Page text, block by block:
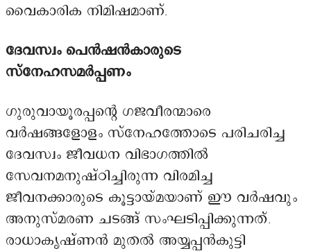
വൈകാരിക നിമിഷമാണ്.
ദേവസ്വം പെൻഷൻകാരുടെ
സ്നേഹസമർപ്പണം
ഗുരുവായൂരപ്പന്റെ ഗജവീരന്മാരെ
വർഷങ്ങളോളം സ്നേഹത്തോടെ പരിചരിച്ച
ദേവസ്വം ജീവധന വിഭാഗത്തിൽ
സേവനമനുഷ്ഠിച്ചിരുന്ന വിരമിച്ച
ജീവനക്കാരുടെ കൂട്ടായ്മയാണ് ഈ വർഷവും
അനുസ്മരണ ചടങ്ങ് സംഘടിപ്പിക്കുന്നത്.
രാധാകൃഷ്ണൻ മുതൽ അയ്യപ്പൻകുട്ടി